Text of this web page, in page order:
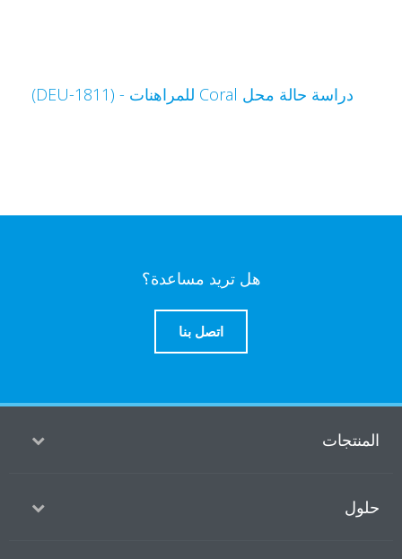
دراسة حالة محل Coral للمراهنات - (DEU-1811)
هل تريد مساعدة؟
اتصل بنا